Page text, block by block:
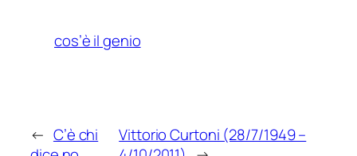
cos’è il genio
← C’è chi
Vittorio Curtoni (28/7/1949 –